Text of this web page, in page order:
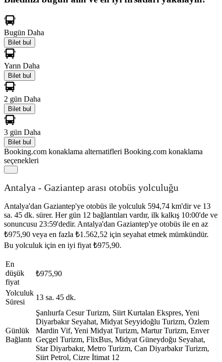
Bugün Daha
Bilet bul
Yarın Daha
Bilet bul
2 gün Daha
Bilet bul
3 gün Daha
Bilet bul
Booking.com konaklama alternatifleri Booking.com konaklama
seçenekleri
Antalya - Gaziantep arası otobüs yolculuğu
Antalya'dan Gaziantep'ye otobüs ile yolculuk 594,74 km'dir ve 13
sa. 45 dk. sürer. Her gün 12 bağlantıları vardır, ilk kalkış 10:00'de ve
sonuncusu 23:59'dedir. Antalya'dan Gaziantep'ye otobüs ile en az
₺975,90 veya en fazla ₺1.562,52 için seyahat etmek mümkündür.
Bu yolculuk için en iyi fiyat ₺975,90.
En
düşük
fiyat
₺975,90
Yolculuk
Süresi
13 sa. 45 dk.
Günlük
Bağlantı
Şanlıurfa Cesur Turizm, Siirt Kurtalan Ekspres, Yeni
Diyarbakır Seyahat, Midyat Seyyidoğlu Turizm, Özlem
Mardin Vif, Yeni Midyat Turizm, Martur Turizm, Enver
Geçgel Turizm, FlixBus, Midyat Güneydoğu Seyahat,
Star Diyarbakır, Metro Turizm, Can Diyarbakır Turizm,
Siirt Petrol, Cizre İtimat 12